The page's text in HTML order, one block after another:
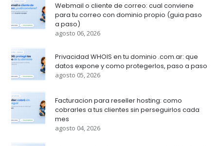
Webmail o cliente de correo: cual conviene
para tu correo con dominio propio (guia paso
a paso)
agosto 06, 2026
Privacidad WHOIS en tu dominio .com.ar: que
datos expone y como protegerlos, paso a paso
agosto 05, 2026
Facturacion para reseller hosting: como
cobrarles a tus clientes sin perseguirlos cada
mes
agosto 04, 2026